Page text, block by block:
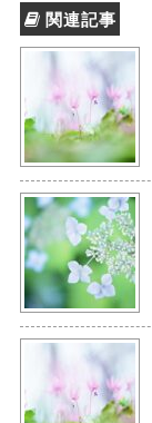
関連記事